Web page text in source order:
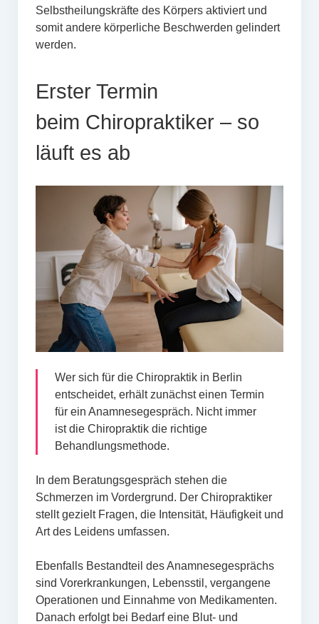
Selbstheilungskräfte des Körpers aktiviert und
somit andere körperliche Beschwerden gelindert
werden.
Erster Termin
beim Chiropraktiker – so
läuft es ab
Wer sich für die Chiropraktik in Berlin
entscheidet, erhält zunächst einen Termin
für ein Anamnesegespräch. Nicht immer
ist die Chiropraktik die richtige
Behandlungsmethode.
In dem Beratungsgespräch stehen die
Schmerzen im Vordergrund. Der Chiropraktiker
stellt gezielt Fragen, die Intensität, Häufigkeit und
Art des Leidens umfassen.
Ebenfalls Bestandteil des Anamnesegesprächs
sind Vorerkrankungen, Lebensstil, vergangene
Operationen und Einnahme von Medikamenten.
Danach erfolgt bei Bedarf eine Blut- und